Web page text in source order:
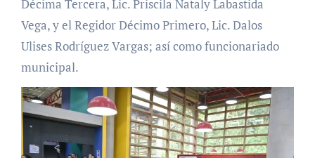
Décima Tercera, Lic. Priscila Nataly Labastida
Vega, y el Regidor Décimo Primero, Lic. Dalos
Ulises Rodríguez Vargas; así como funcionariado
municipal.